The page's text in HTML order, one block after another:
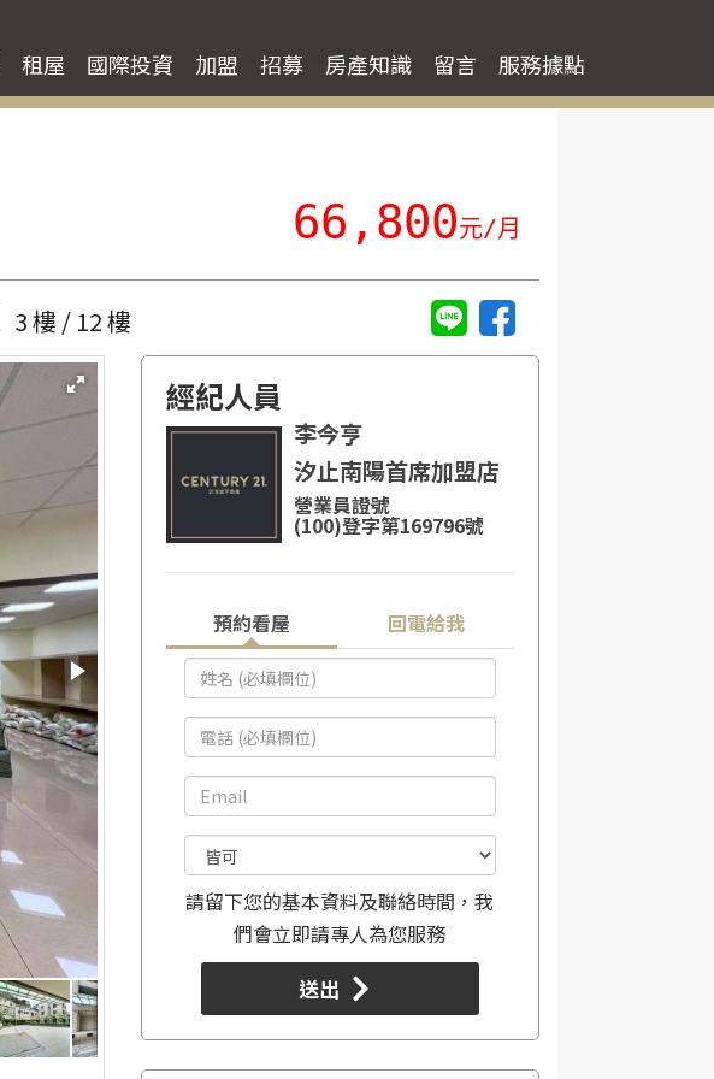
租屋 國際投資 加盟 招募 房產知識 留言 服務據點
66,800元/月
3 樓 / 12 樓
經紀人員
李今亨
汐止南陽首席加盟店
營業員證號
(100)登字第169796號
預約看屋 回電給我
請留下您的基本資料及聯絡時間，我
們會立即請專人為您服務
送出